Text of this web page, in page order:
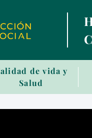
de vida y
Salud